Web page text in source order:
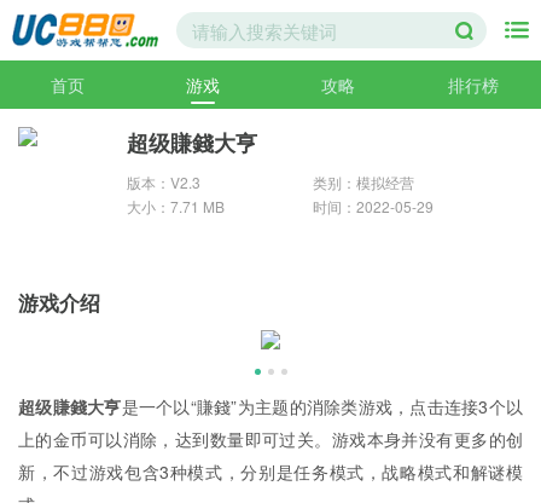
首页 游戏 攻略 排行榜
超级賺錢大亨
版本：V2.3
类别：模拟经营
大小：7.71 MB
时间：2022-05-29
游戏介绍
超级賺錢大亨是一个以“賺錢”为主题的消除类游戏，点击连接3个以
上的金币可以消除，达到数量即可过关。游戏本身并没有更多的创
新，不过游戏包含3种模式，分别是任务模式，战略模式和解谜模